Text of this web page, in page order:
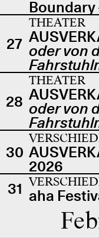
Boundary
27
THEATER
oder von
28
THEATER
oder von
30
2026
31 aha